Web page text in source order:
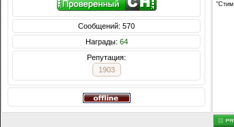
Сообщений: 570
Награды: 64
Репутация:
1903
"Стим